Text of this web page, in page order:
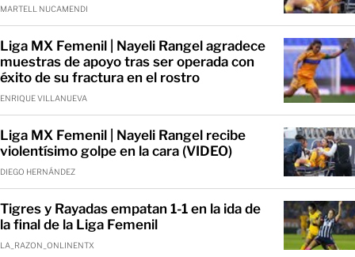
MARTELL NUCAMENDI
Liga MX Femenil | Nayeli Rangel agradece
muestras de apoyo tras ser operada con
éxito de su fractura en el rostro
ENRIQUE VILLANUEVA
Liga MX Femenil | Nayeli Rangel recibe
violentísimo golpe en la cara (VIDEO)
DIEGO HERNÁNDEZ
Tigres y Rayadas empatan 1-1 en la ida de
la final de la Liga Femenil
LA_RAZON_ONLINENTX